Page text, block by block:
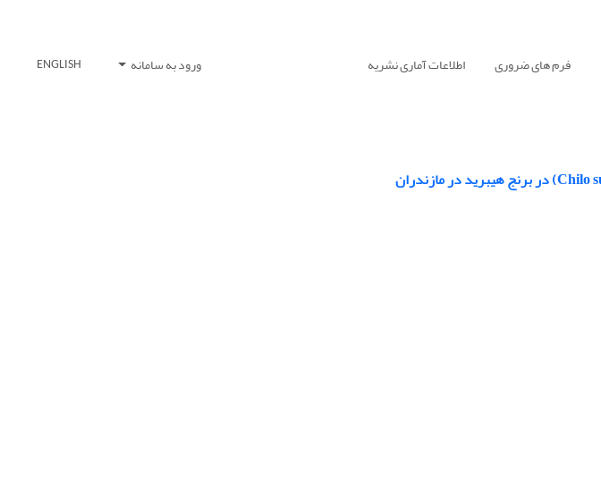
فرم های ضروری اطلاعات آماری نشریه ورود به سامانه ENGLISH